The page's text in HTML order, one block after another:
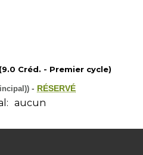
Créd. - Premier cycle)
- RÉSERVÉ
aucun